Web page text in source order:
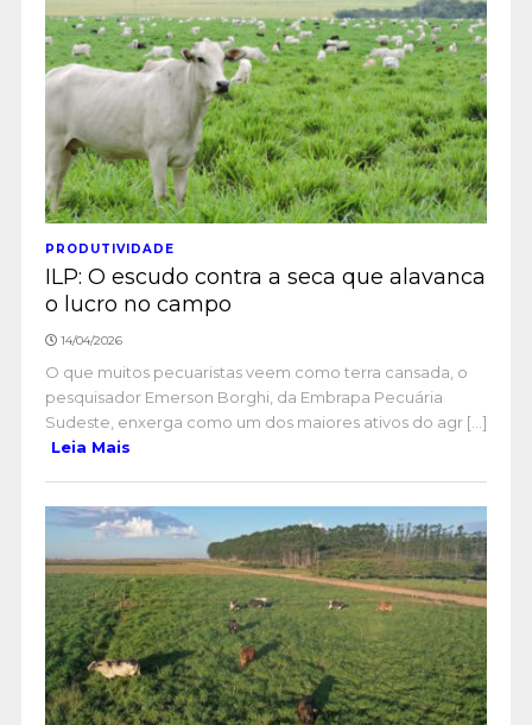
PRODUTIVIDADE
ILP: O escudo contra a seca que alavanca
o lucro no campo
14/04/2026
O que muitos pecuaristas veem como terra cansada, o
pesquisador Emerson Borghi, da Embrapa Pecuária
Sudeste, enxerga como um dos maiores ativos do agr [...]
Leia Mais